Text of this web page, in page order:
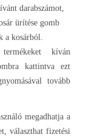
darabszámot,
ürítése gomb
a kosárból.
kíván
kattintva ezt
tovább
megadhatja a
választhat fizetési